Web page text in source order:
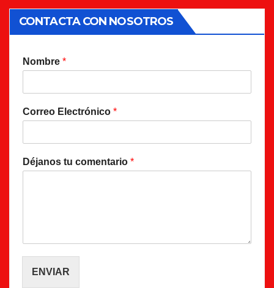
CONTACTA CON NOSOTROS
Nombre *
Correo Electrónico *
Déjanos tu comentario *
ENVIAR